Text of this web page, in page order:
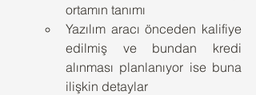
ortamın tanımı
Yazılım aracı önceden kalifiye
edilmiş ve bundan kredi
alınması planlanıyor ise buna
ilişkin detaylar